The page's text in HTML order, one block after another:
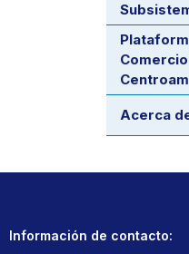
Comercio
Acerca
Información de contacto: